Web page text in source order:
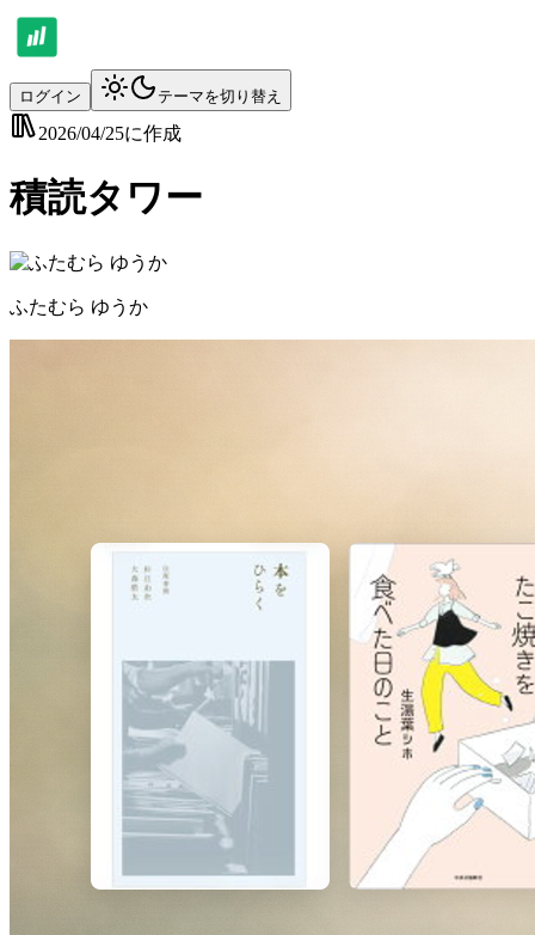
ログイン テーマを切り替え
2026/04/25に作成
積読タワー
ふたむら ゆうか